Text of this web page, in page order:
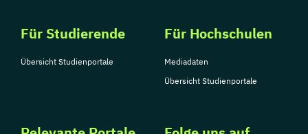
Für Studierende
Übersicht Studienportale
Für Hochschulen
Mediadaten
Übersicht Studienportale